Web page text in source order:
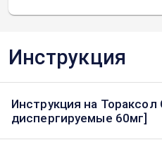
Инструкция
Инструкция на
диспергируемые 60мг]